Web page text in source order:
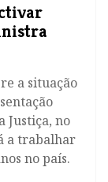
a situação
Justiça, no
a trabalhar
no país.